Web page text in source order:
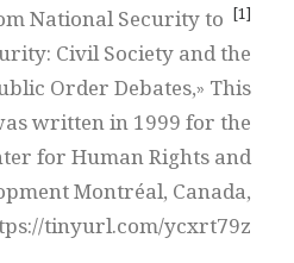
[1]
National Security to
Civil Society and the
Order Debates,» This
written in 1999 for the
for Human Rights and
Montréal, Canada,
tinyurl.com/ycxrt79z>.